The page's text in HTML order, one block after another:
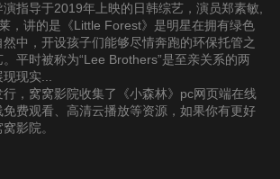
指导于2019年上映的日韩综艺，演员郑素敏,
，讲的是《Little Forest》是明星在拥有绿色
中，开设孩子们能够尽情奔跑的环保托管之
平时被称为“Lee Brothers”是至亲关系的两
现实...
行，窝窝影院收集了《小森林》pc网页端在线
费观看、高清云播放等资源，如果你有更好
影院。